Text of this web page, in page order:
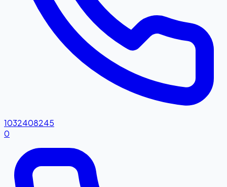
1032408245
0